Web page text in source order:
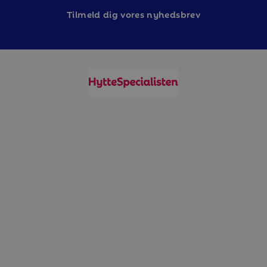
Varken slutstädning, lakan eller handdukar ingår i
Tilmeld dig vores nyhedsbrev